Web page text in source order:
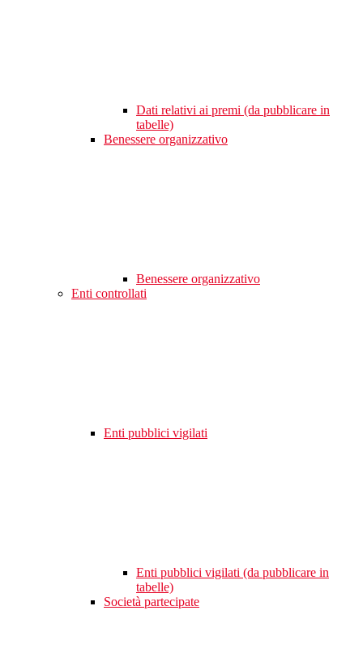
Dati relativi ai premi (da pubblicare in
tabelle)
Benessere organizzativo
Benessere organizzativo
Enti controllati
Enti pubblici vigilati
Enti pubblici vigilati (da pubblicare in
tabelle)
Società partecipate